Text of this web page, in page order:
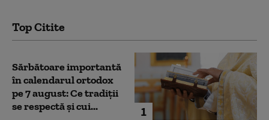
Top Citite
1
Sărbătoare importantă
în calendarul ortodox
pe 7 august: Ce tradiții
se respectă și cui...